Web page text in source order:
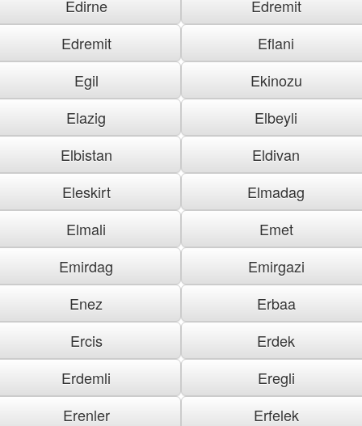
Edirne
Edremit
Edremit
Eflani
Egil
Ekinozu
Elazig
Elbeyli
Elbistan
Eldivan
Eleskirt
Elmadag
Elmali
Emet
Emirdag
Emirgazi
Enez
Erbaa
Ercis
Erdek
Erdemli
Eregli
Erenler
Erfelek